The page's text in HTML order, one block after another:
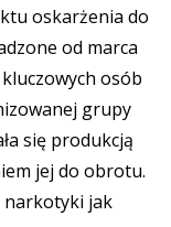
oskarżenia do
od marca
osób
grupy
się produkcją
jej do obrotu.
narkotyki jak